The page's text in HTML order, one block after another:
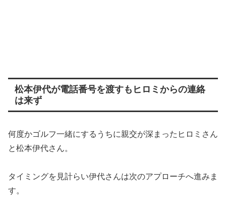
松本伊代が電話番号を渡すもヒロミからの連絡
は来ず
何度かゴルフ一緒にするうちに親交が深まったヒロミさん
と松本伊代さん。
タイミングを見計らい伊代さんは次のアプローチへ進みま
す。